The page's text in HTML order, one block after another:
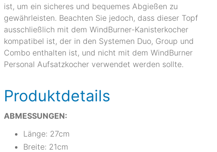
ist, um ein sicheres und bequemes Abgießen zu
gewährleisten. Beachten Sie jedoch, dass dieser Topf
ausschließlich mit dem WindBurner-Kanisterkocher
kompatibel ist, der in den Systemen Duo, Group und
Combo enthalten ist, und nicht mit dem WindBurner
Personal Aufsatzkocher verwendet werden sollte.
Produktdetails
ABMESSUNGEN:
Länge: 27cm
Breite: 21cm